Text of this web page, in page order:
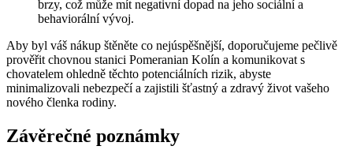
brzy, což může mít‌ negativní ‌dopad na jeho sociální a
behaviorální vývoj.
Aby​ byl‍ váš ⁤nákup štěněte co nejúspěšnější,⁢ doporučujeme⁢ pečlivě
prověřit chovnou stanici Pomeranian Kolín a ⁤komunikovat⁤ s⁤
chovatelem ohledně těchto ⁤potenciálních ‍rizik, abyste
minimalizovali nebezpečí a zajistili šťastný a zdravý ‍život vašeho
nového⁢ členka rodiny.
Závěrečné poznámky